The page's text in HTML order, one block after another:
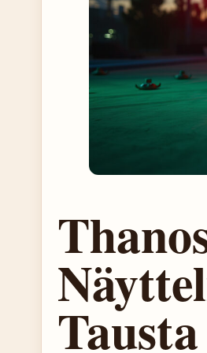
Tausta